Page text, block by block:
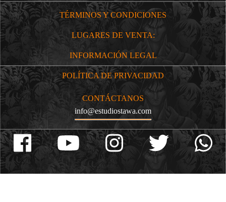
TÉRMINOS Y CONDICIONES
LUGARES DE VENTA:
INFORMACIÓN LEGAL
POLÍTICA DE PRIVACIDAD
CONTÁCTANOS
info@estudiostawa.com